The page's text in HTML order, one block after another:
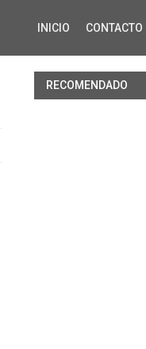
INICIO CONTACTO
RECOMENDADO